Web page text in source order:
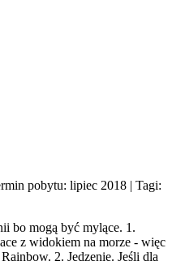
pobytu: lipiec 2018 | Tagi:
bo mogą być mylące. 1.
z widokiem na morze - więc
2. Jedzenie. Jeśli dla